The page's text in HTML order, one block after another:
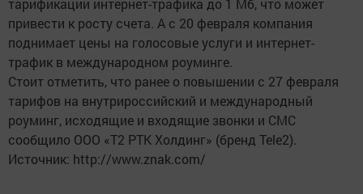
тарификации интернет-трафика до 1 Мб, что может
привести к росту счета. А с 20 февраля компания
поднимает цены на голосовые услуги и интернет-
трафик в международном роуминге.
Стоит отметить, что ранее о повышении с 27 февраля
тарифов на внутрироссийский и международный
роуминг, исходящие и входящие звонки и СМС
сообщило ООО «Т2 РТК Холдинг» (бренд Tele2).
Источник: http://www.znak.com/